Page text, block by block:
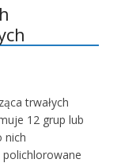
trwałych
12 grup lub
nich